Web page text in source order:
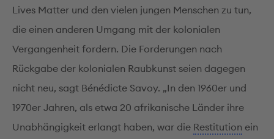
Lives Matter und den vielen jungen Menschen zu tun,
die einen anderen Umgang mit der kolonialen
Vergangenheit fordern. Die Forderungen nach
Rückgabe der kolonialen Raubkunst seien dagegen
nicht neu, sagt Bénédicte Savoy. „In den 1960er und
1970er Jahren, als etwa 20 afrikanische Länder ihre
Unabhängigkeit erlangt haben, war die Restitution ein